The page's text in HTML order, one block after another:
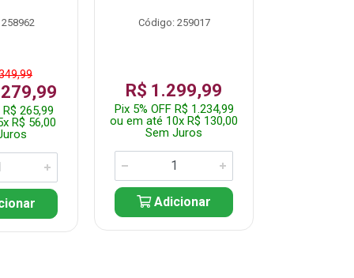
R$ 265,99
R$ 56,00
Código: 259017
R$ 1.299,99
Pix 5% OFF R$ 1.234,99
ou em até 10x R$ 130,00
Sem Juros
Adicionar